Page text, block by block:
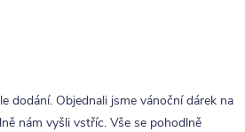
dodání. Objednali jsme vánoční dárek na
nám vyšli vstříc. Vše se pohodlně